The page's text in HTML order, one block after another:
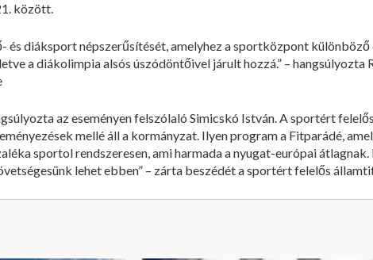
között.
és diáksport népszerűsítését, amelyhez a sportközpont
a diákolimpia alsós úszódöntőivel járult hozzá.” – hangsúlyozta
az eseményen felszólaló Simicskó István. A sportért
mellé áll a kormányzat. Ilyen program a Fitparádé,
sportol rendszeresen, ami harmada a nyugat-európai átlagnak.
lehet ebben” – zárta beszédét a sportért felelős